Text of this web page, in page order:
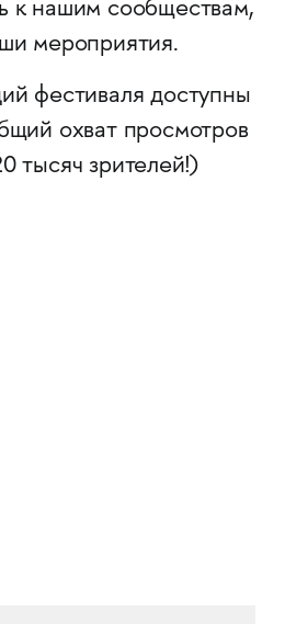
к нашим сообществам,
мероприятия.
фестиваля доступны
охват просмотров
тысяч зрителей!)